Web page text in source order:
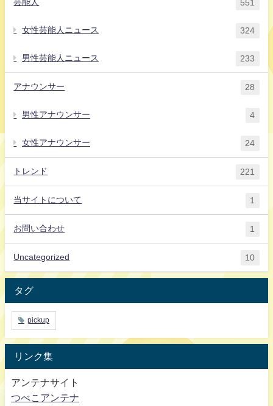
芸能人 551
女性芸能人ニュース 324
男性芸能人ニュース 233
アナウンサー 28
男性アナウンサー 4
女性アナウンサー 24
トレンド 221
当サイトについて 1
お問い合わせ 1
Uncategorized 10
タグ
pickup
リンク集
アンテナサイト
つべこアンテナ